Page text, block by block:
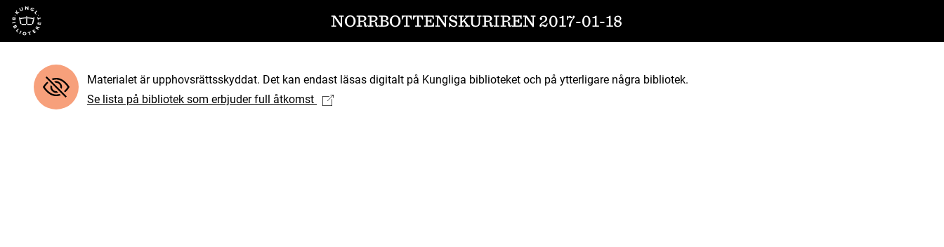
Till startsidan NORRBOTTENSKURIREN 2017-01-18
Materialet är upphovsrättsskyddat. Det kan endast läsas digitalt på Kungliga biblioteket och på ytterligare några bibliotek.
Se lista på bibliotek som erbjuder full åtkomst